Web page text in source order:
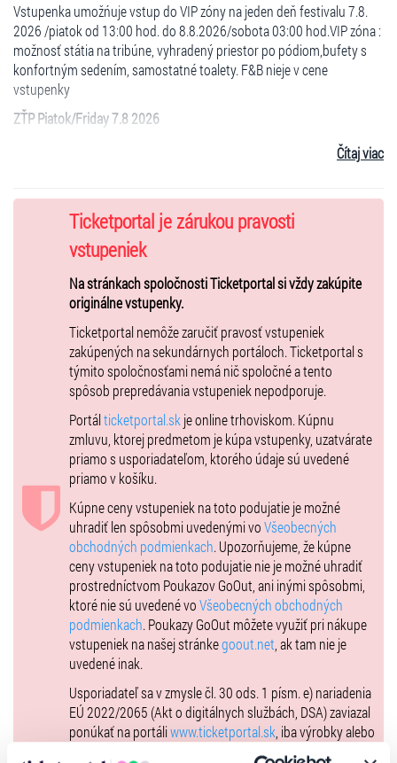
Vstupenka umožńuje vstup do VIP zóny na jeden deň festivalu 7.8.
2026 /piatok od 13:00 hod. do 8.8.2026/sobota 03:00 hod.VIP zóna :
možnosť státia na tribúne, vyhradený priestor po pódiom,bufety s
konfortným sedením, samostatné toalety. F&B nieje v cene
vstupenky
ZŤP Piatok/Friday 7.8 2026
Vstupenka umožńuje vstup držiteľom ZŤP preukazu na jeden deň
festivalu 7.8. 2026 / piatok od 13:00 hod. do 8.8.2026/sobota do
KIDS Piatok/Friday 7.8 2026
Deti do 3 rokov vstup zdarma, deti od 3 do 7 rokov musia mať
zakúpený detský lístok a byť v sprievode dospelej osoby. Vstupenka
platí aj pre vstup do VIP zóny. Vstupenka umožńuje vstup na jeden
deň festivalu 7.8. 2026 /piatok od 13:00 hod. do 8.8.2026/sobota do
03:00 hod.
Vstupenky na podujatie je možné zakúpiť len formou Hometicket!
Tickets for the event can only be purchased via Hometicket!
Čítaj viac
Ticketportal je zárukou pravosti
vstupeniek
Na stránkach spoločnosti Ticketportal si vždy zakúpite
originálne vstupenky.
Ticketportal nemôže zaručiť pravosť vstupeniek
zakúpených na sekundárnych portáloch. Ticketportal s
týmito spoločnosťami nemá nič spoločné a tento
spôsob prepredávania vstupeniek nepodporuje.
Portálticketportal.sk je online trhoviskom. Kúpnu
zmluvu, ktorej predmetom je kúpa vstupenky, uzatvárate
priamo s usporiadateľom, ktorého údaje sú uvedené
priamo v košíku.
Kúpne ceny vstupeniek na toto podujatie je možné
uhradiť len spôsobmi uvedenými voVšeobecných
obchodných podmienkach. Upozorňujeme, že kúpne
ceny vstupeniek na toto podujatie nie je možné uhradiť
prostredníctvom Poukazov GoOut, ani inými spôsobmi,
ktoré nie sú uvedené voVšeobecných obchodných
podmienkach. Poukazy GoOut môžete využiť pri nákupe
vstupeniek na našej stránkegoout.net , ak tam nie je
uvedené inak.
Usporiadateľ sa v zmysle čl. 30 ods. 1 písm. e) nariadenia
EÚ 2022/2065 (Akt o digitálnych službách, DSA) zaviazal
ponúkať na portáliwww.ticketportal.sk , iba výrobky alebo
služby, ktoré sú v súlade s uplatniteľným právom